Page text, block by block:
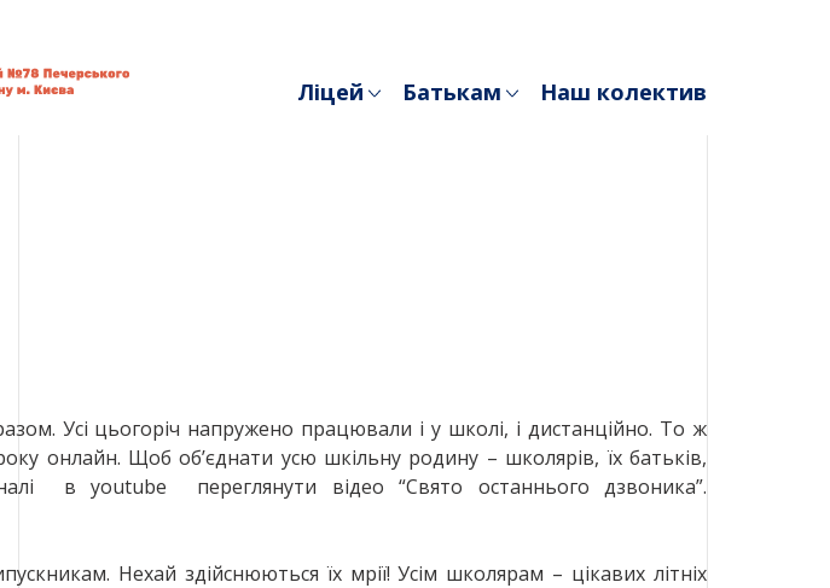
Ліцей Батькам Наш колектив
Усі цьогоріч напружено працювали і у школі, і дистанційно. То ж
онлайн. Щоб об’єднати усю шкільну родину – школярів, їх батьків,
в youtube переглянути відео “Свято останнього дзвоника”.
Нехай здійснюються їх мрії! Усім школярам – цікавих літніх